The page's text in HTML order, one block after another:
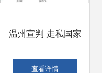
温州宣判 走私国家
禁止进出口货物案
查看详情